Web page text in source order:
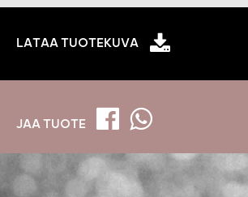
LATAA TUOTEKUVA
JAA TUOTE